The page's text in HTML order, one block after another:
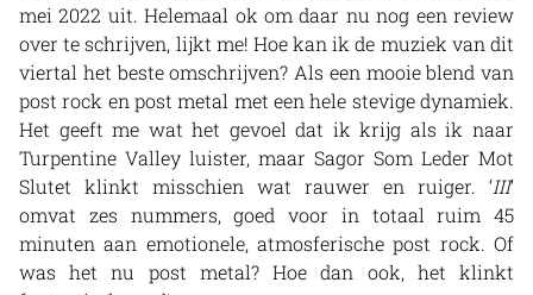
mei 2022 uit. Helemaal ok om daar nu nog een review
over te schrijven, lijkt me! Hoe kan ik de muziek van dit
viertal het beste omschrijven? Als een mooie blend van
post rock en post metal met een hele stevige dynamiek.
Het geeft me wat het gevoel dat ik krijg als ik naar
Turpentine Valley luister, maar Sagor Som Leder Mot
Slutet klinkt misschien wat rauwer en ruiger. ‘III‘
omvat zes nummers, goed voor in totaal ruim 45
minuten aan emotionele, atmosferische post rock. Of
was het nu post metal? Hoe dan ook, het klinkt